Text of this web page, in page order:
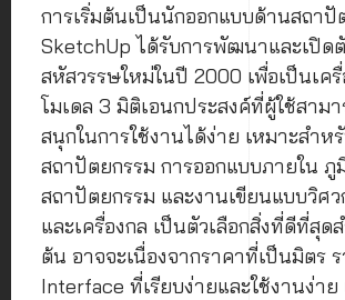
การเริ่มต้นเป็นนักออกแบบด้านสถาปั
SketchUp ได้รับการพัฒนาและเปิด
สหัสวรรษใหม่ในปี 2000 เพื่อเป็นเครื่
โมเดล 3 มิติเอนกประสงค์ที่ผู้ใช้สามา
สนุกในการใช้งานได้ง่าย เหมาะสำห
สถาปัตยกรรม การออกแบบภายใน ภู
สถาปัตยกรรม และงานเขียนแบบวิศว
และเครื่องกล เป็นตัวเลือกสิ่งที่ดีที่สุด
ต้น อาจจะเนื่องจากราคาที่เป็นมิตร ร
Interface ที่เรียบง่ายและใช้งานง่า